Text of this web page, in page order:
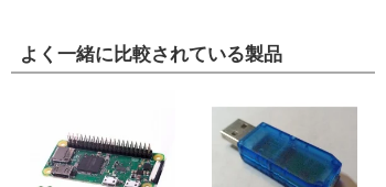
よく一緒に比較されている製品